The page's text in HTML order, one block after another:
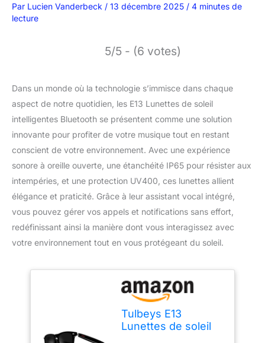
Par Lucien Vanderbeck / 13 décembre 2025 / 4 minutes de
lecture
5/5 - (6 votes)
Dans un monde où la technologie s’immisce dans chaque
aspect de notre quotidien, les E13 Lunettes de soleil
intelligentes Bluetooth se présentent comme une solution
innovante pour profiter de votre musique tout en restant
conscient de votre environnement. Avec une expérience
sonore à oreille ouverte, une étanchéité IP65 pour résister aux
intempéries, et une protection UV400, ces lunettes allient
élégance et praticité. Grâce à leur assistant vocal intégré,
vous pouvez gérer vos appels et notifications sans effort,
redéfinissant ainsi la manière dont vous interagissez avec
votre environnement tout en vous protégeant du soleil.
Tulbeys E13
Lunettes de soleil